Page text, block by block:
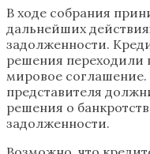
В ходе собрания
дальнейших
задолженности.
решения переходили
мировое соглашение.
представителя
решения о
задолженности.